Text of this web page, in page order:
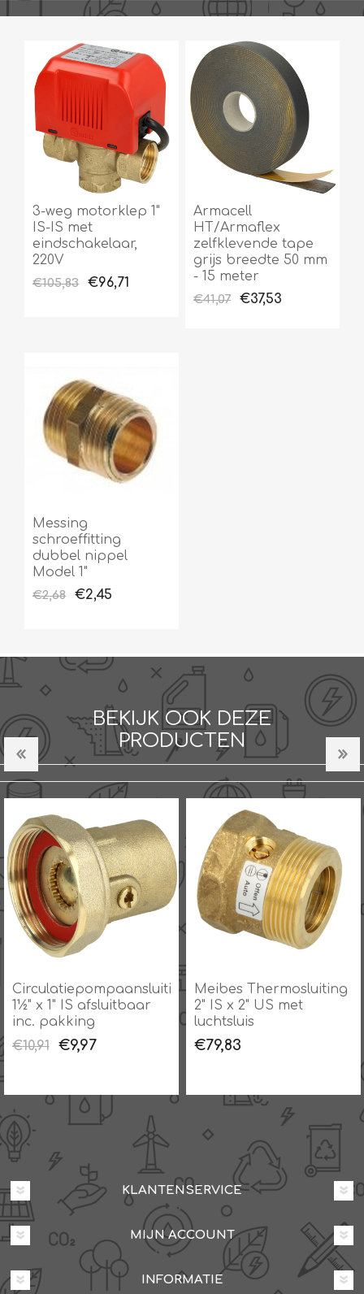
3-weg motorklep 1"
IS-IS met
eindschakelaar,
220V
€105,83 €96,71
Armacell
HT/Armaflex
zelfklevende tape
grijs breedte 50 mm
- 15 meter
€41,07 €37,53
Messing
schroeffitting
dubbel nippel
Model 1"
€2,68 €2,45
BEKIJK OOK DEZE
PRODUCTEN
Circulatiepompaansluiting
1½" x 1" IS afsluitbaar
inc. pakking
€10,91
€9,97
Meibes Thermosluiting
2" IS x 2" US met
luchtsluis
€79,83
KLANTENSERVICE
MIJN ACCOUNT
INFORMATIE